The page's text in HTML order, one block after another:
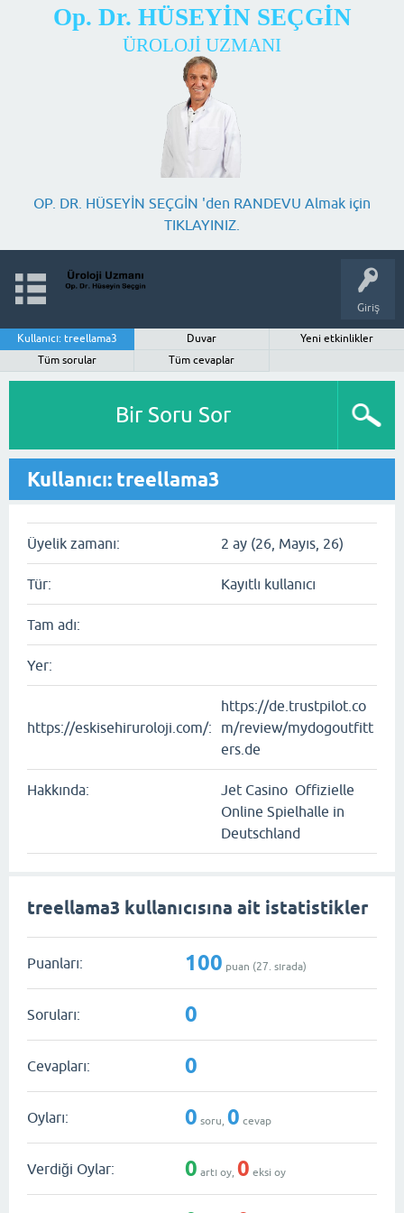
Op. Dr. HÜSEYİN SEÇGİN
ÜROLOJİ UZMANI
OP. DR. HÜSEYİN SEÇGİN 'den RANDEVU Almak için
TIKLAYINIZ.
Giriş
Kullanıcı: treellama3 Duvar
Yeni etkinlikler
Tüm sorular
Tüm cevaplar
Bir Soru Sor
Kullanıcı: treellama3
Üyelik zamanı: 2 ay (26, Mayıs, 26)
Tür: Kayıtlı kullanıcı
Tam adı:
Yer:
https://eskisehiruroloji.com/:
https://de.trustpilot.co
m/review/mydogoutfitt
ers.de
Hakkında:
Jet Casino Offizielle
Online Spielhalle in
Deutschland
treellama3 kullanıcısına ait istatistikler
Puanları: 100 puan (27 . sırada)
Soruları: 0
Cevapları: 0
Oyları: 0 soru, 0 cevap
Verdiği Oylar: 0 artı oy, 0 eksi oy